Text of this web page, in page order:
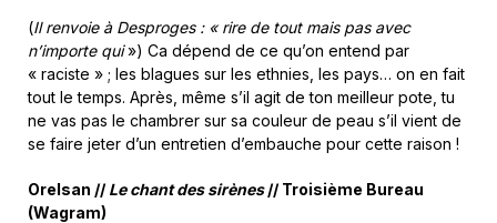
(Il renvoie à Desproges : « rire de tout mais pas avec
n’importe qui») Ca dépend de ce qu’on entend par
« raciste » ; les blagues sur les ethnies, les pays… on en fait
tout le temps. Après, même s’il agit de ton meilleur pote, tu
ne vas pas le chambrer sur sa couleur de peau s’il vient de
se faire jeter d’un entretien d’embauche pour cette raison !
Orelsan // Le chant des sirènes// Troisième Bureau
(Wagram)